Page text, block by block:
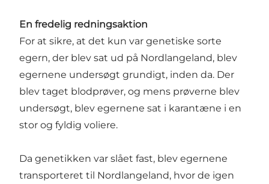
En fredelig redningsaktion
For at sikre, at det kun var genetiske sorte
egern, der blev sat ud på Nordlangeland, blev
egernene undersøgt grundigt, inden da. Der
blev taget blodprøver, og mens prøverne blev
undersøgt, blev egernene sat i karantæne i en
stor og fyldig voliere.
Da genetikken var slået fast, blev egernene
transporteret til Nordlangeland, hvor de igen